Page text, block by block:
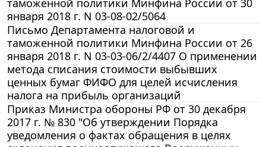
таможенной политики Минфина России от 30
января 2018 г. N 03-08-02/5064
Письмо Департамента налоговой и
таможенной политики Минфина России от 26
января 2018 г. N 03-03-06/2/4407 О применении
метода списания стоимости выбывших
ценных бумаг ФИФО для целей исчисления
налога на прибыль организаций
Приказ Министра обороны РФ от 30 декабря
2017 г. № 830 "Об утверждении Порядка
уведомления о фактах обращения в целях